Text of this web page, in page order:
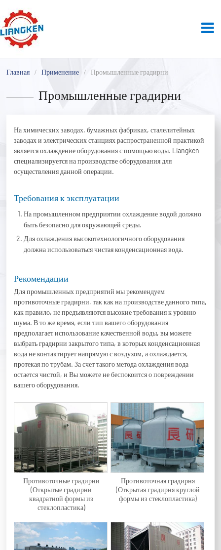
Главная Применение Промышленные градирни
Промышленные градирни
На химических заводах, бумажных фабриках, сталелитейных
заводах и электрических станциях распространенной практикой
является охлаждение оборудования с помощью воды. Liangken
специализируется на производстве оборудования для
осуществления данной операции.
Требования к эксплуатации
На промышленном предприятии охлаждение водой должно
быть безопасно для окружающей среды.
Для охлаждения высокотехнологичного оборудования
должна использоваться чистая конденсационная вода.
Рекомендации
Для промышленных предприятий мы рекомендуем
противоточные градирни, так как на производстве данного типа,
как правило, не предъявляются высокие требования к уровню
шума. В то же время, если тип вашего оборудования
предполагает использование качественной воды, вы можете
выбрать градирни закрытого типа, в которых конденсационная
вода не контактирует напрямую с воздухом, а охлаждается,
протекая по трубам. За счет такого метода охлаждения вода
остается чистой, и Вы можете не беспокоится о повреждении
вашего оборудования.
Противоточные градирни
(Открытые градирни
квадратной формы из
стеклопластика)
Противоточная градирня
(Открытая градирня круглой
формы из стеклопластика)